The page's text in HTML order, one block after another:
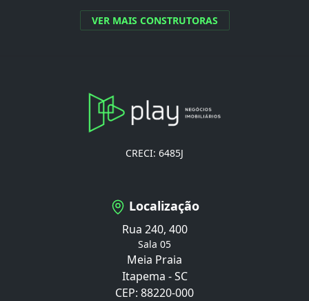
VER MAIS CONSTRUTORAS
CRECI: 6485J
Localização
Rua 240, 400
Sala 05
Meia Praia
Itapema - SC
CEP: 88220-000